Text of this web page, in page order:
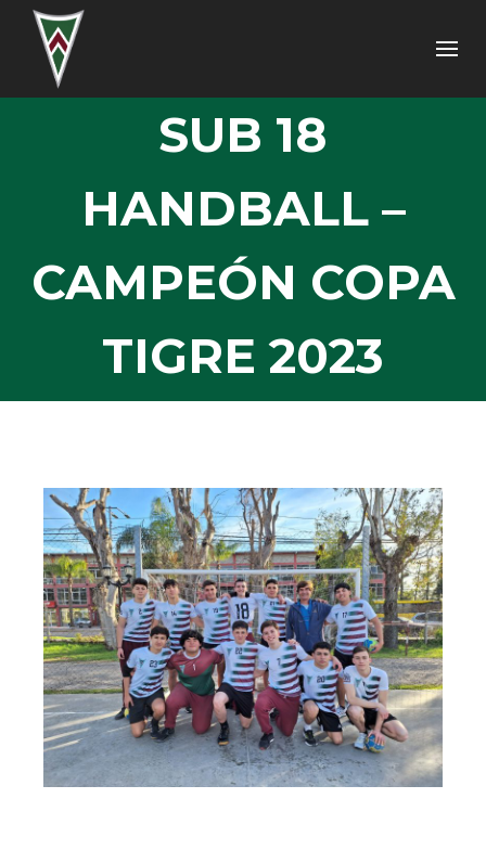
SUB 18
HANDBALL –
CAMPEÓN COPA
TIGRE 2023